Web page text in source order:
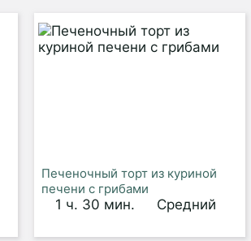
Печеночный торт из куриной
печени с грибами
1 ч. 30 мин. Средний